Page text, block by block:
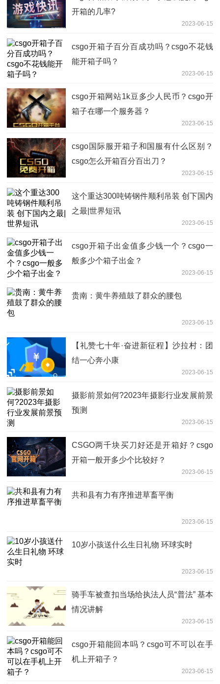
开箱的几率?
2023-06-15
csgo开箱子百分百成功吗？csgo不花钱
能开箱子吗？
2023-06-15
csgo开箱网站1k豆多少人民币？csgo开
箱子在哪一个服务器？
2023-06-15
csgo国际服开箱子和国服有什么区别？
csgo怎么开箱百分百出刀？
2023-06-15
这个重达300吨铸钢件顺利吊装 创下国内
之最|世界短讯
2023-06-15
csgo开箱子出金值多少钱一个？csgo一
般多少个箱子出金？
2023-06-15
贵南：黄牛养殖鼓了群众的腰包
2023-06-15
【礼赞七十年·奋进新征程】沙拉村：团
结一心奔小康
2023-06-15
摄影前景如何?2023年摄影行业发展前景
预测
2023-06-15
CSGO两千块买刀好还是开箱好？csgo
开箱一般开多少个比较好？
2023-06-15
共和县有力有序推进草畜平衡
2023-06-15
10岁小孩送什么生日礼物 环球实时
2023-06-15
骑手车被查扣当场给执法人员“普法” 基本
情况讲解
2023-06-15
csgo开箱能回本吗？csgo可不可以在手
机上开箱子？
2023-06-15